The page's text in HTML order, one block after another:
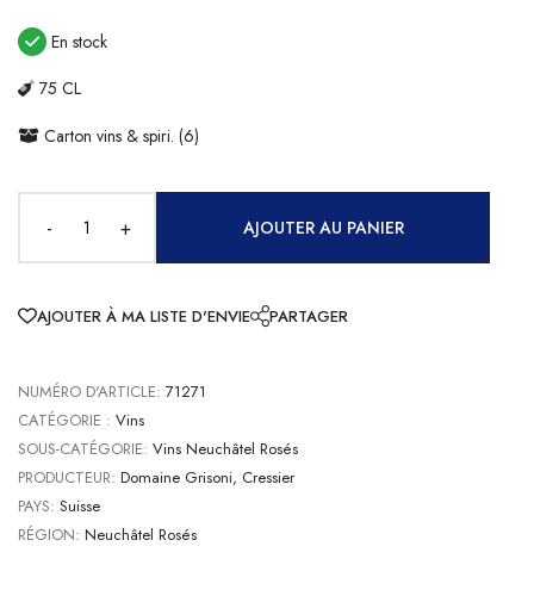
En stock
75 CL
Carton vins & spiri. (6)
- + AJOUTER AU PANIER
AJOUTER À MA LISTE D'ENVIE PARTAGER
NUMÉRO D'ARTICLE: 71271
CATÉGORIE : Vins
SOUS-CATÉGORIE: Vins Neuchâtel Rosés
PRODUCTEUR: Domaine Grisoni, Cressier
PAYS: Suisse
RÉGION: Neuchâtel Rosés